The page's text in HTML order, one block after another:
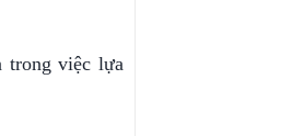
trong việc lựa